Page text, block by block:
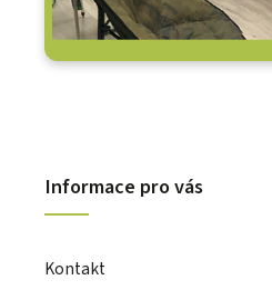
Informace pro vás
Kontakt